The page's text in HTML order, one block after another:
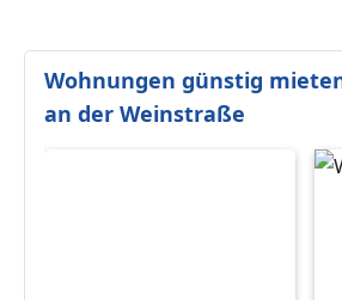
Wohnungen günstig
an der Weinstraße